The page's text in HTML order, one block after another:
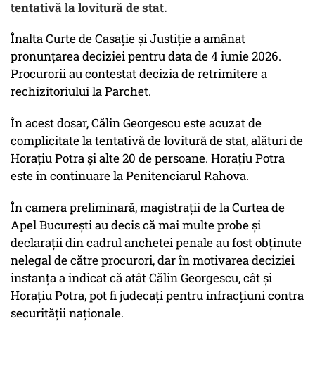
tentativă la lovitură de stat.
Înalta Curte de Casaţie şi Justiţie a amânat
pronunţarea deciziei pentru data de 4 iunie 2026.
Procurorii au contestat decizia de retrimitere a
rechizitoriului la Parchet.
În acest dosar, Călin Georgescu este acuzat de
complicitate la tentativă de lovitură de stat, alături de
Horaţiu Potra şi alte 20 de persoane. Horaţiu Potra
este în continuare la Penitenciarul Rahova.
În camera preliminară, magistraţii de la Curtea de
Apel Bucureşti au decis că mai multe probe şi
declaraţii din cadrul anchetei penale au fost obţinute
nelegal de către procurori, dar în motivarea deciziei
instanţa a indicat că atât Călin Georgescu, cât şi
Horaţiu Potra, pot fi judecaţi pentru infracţiuni contra
securităţii naţionale.